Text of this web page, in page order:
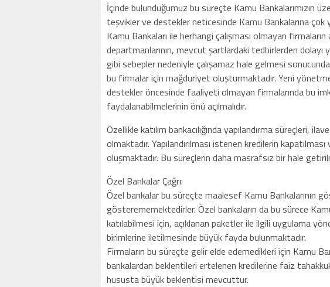
İçinde bulunduğumuz bu süreçte Kamu Bankalarımızın
teşvikler ve destekler neticesinde Kamu Bankalarına çok
Kamu Bankaları ile herhangi çalışması olmayan
departmanlarının, mevcut şartlardaki tedbirlerden dolayı
gibi sebepler nedeniyle çalışamaz hale gelmesi
bu firmalar için mağduriyet oluşturmaktadır. Yeni
destekler öncesinde faaliyeti olmayan firmalarında bu
faydalanabilmelerinin önü açılmalıdır.
Özellikle katılım bankacılığında yapılandırma süreçleri,
olmaktadır. Yapılandırılması istenen kredilerin
oluşmaktadır. Bu süreçlerin daha masrafsız bir hale
Özel Bankalar Çağrı:
Özel bankalar bu süreçte maalesef Kamu Bankalarının
gösterememektedirler. Özel bankaların da bu sürece
katılabilmesi için, açıklanan paketler ile ilgili uygulama
birimlerine iletilmesinde büyük fayda bulunmaktadır.
Firmaların bu süreçte gelir elde edemedikleri için Kamu
bankalardan beklentileri ertelenen kredilerine faiz
hususta büyük beklentisi mevcuttur.